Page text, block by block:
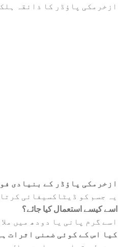
ازخرمکی پاؤڈر کا ذائقہ
ازخرمکی پاؤڈر کے بنیادی
یہ جسم کو ڈیٹاکسیفائی
اسے کیسے استعمال کیا جائے؟
اسے گرم پانی یا دودھ میں
کیا اس کے کوئی ضمنی اثرات